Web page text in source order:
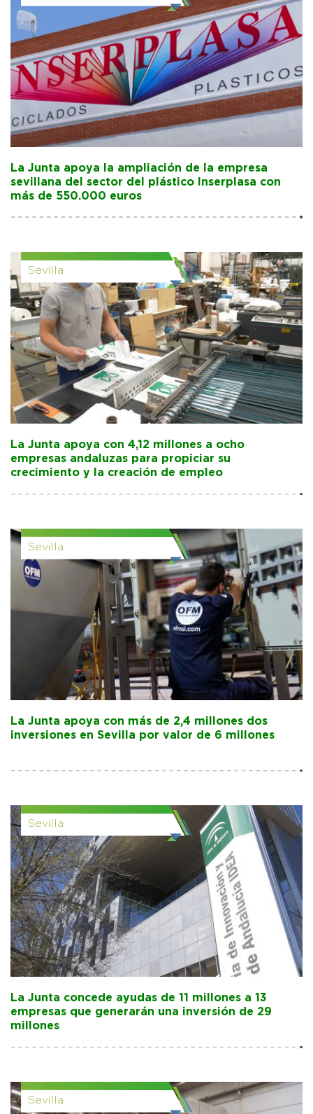
La Junta apoya la ampliación de la empresa
sevillana del sector del plástico Inserplasa con
más de 550.000 euros
Sevilla
La Junta apoya con 4,12 millones a ocho
empresas andaluzas para propiciar su
crecimiento y la creación de empleo
Sevilla
La Junta apoya con más de 2,4 millones dos
inversiones en Sevilla por valor de 6 millones
Sevilla
La Junta concede ayudas de 11 millones a 13
empresas que generarán una inversión de 29
millones
Sevilla